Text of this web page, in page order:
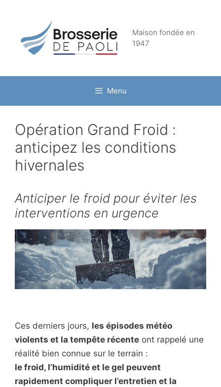
Maison fondée en
1947
Menu
Opération Grand Froid :
anticipez les conditions
hivernales
Anticiper le froid pour éviter les
interventions en urgence
Ces derniers jours, les épisodes météo
violents et la tempête récente ont rappelé une
réalité bien connue sur le terrain :
le froid, l’humidité et le gel peuvent
rapidement compliquer l’entretien et la